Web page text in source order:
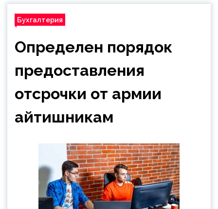
Бухгалтерия
Определен порядок
предоставления
отсрочки от армии
айтишникам